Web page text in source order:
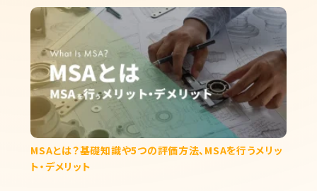
MSAとは？基礎知識や5つの評価方法、MSAを行うメリッ
ト・デメリット